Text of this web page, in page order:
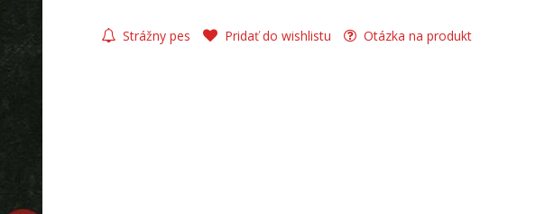
Strážny pes Pridať do wishlistu Otázka na produkt